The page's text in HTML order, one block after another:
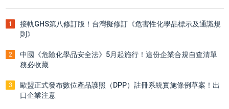
1
接軌GHS第八修訂版！台灣擬修訂《危害性化學品標示及通識規
則》
2
中國《危險化學品安全法》5月起施行！這份企業合規自查清單
務必收藏
3
歐盟正式發布數位產品護照（DPP）註冊系統實施條例草案！出
口企業注意